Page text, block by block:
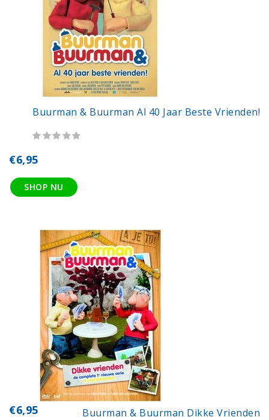
Buurman & Buurman Al 40 Jaar Beste Vrienden!
€6,95
SHOP NU
Buurman & Buurman Dikke Vrienden
€6,95